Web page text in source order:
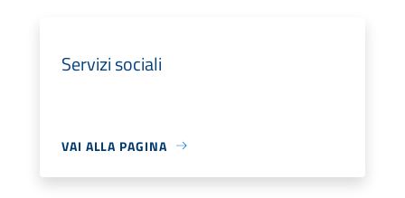
Servizi sociali
VAI ALLA PAGINA